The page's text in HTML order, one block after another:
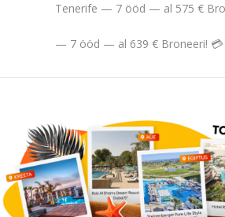
Tenerife — 7 ööd — al 575 €
— 7 ööd — al 639 € Broneeri! 💳